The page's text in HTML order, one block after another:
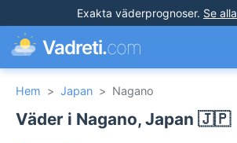
Exakta väderprognoser. Se
Vadreti.com
Hem > Japan > Nagano
Väder i Nagano, Japan 🇯🇵